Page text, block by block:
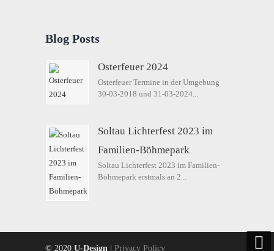
Blog Posts
Osterfeuer 2024
Osterfeuer Termine in der Umgebung
30-03-2018 und 31-03-2024...
Soltau Lichterfest 2023 im
Familien-Böhmepark
Soltau Lichterfest 2023 im Familien-
Böhmepark erstmals an 2...
© 2020 U-Design Privacy Policy